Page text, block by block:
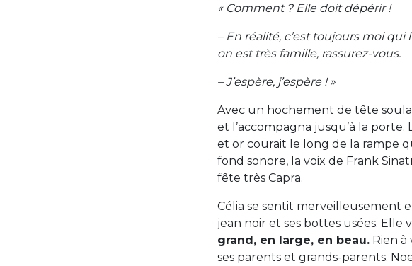
« Comment ? Elle doit dépérir !
– En réalité, c’est toujours moi qui
on est très famille, rassurez-vous.
– J’espère, j’espère ! »
Avec un hochement de tête
et l’accompagna jusqu’à la
et or courait le long de la rampe
fond sonore, la voix de Frank
fête très Capra.
Célia se sentit merveilleusement
jean noir et ses bottes usées. Elle
grand, en large, en beau. Rien
ses parents et grands-parents.